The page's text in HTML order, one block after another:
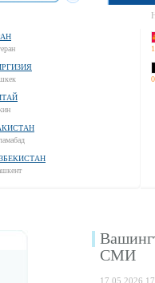
СМИ
17.05.2026